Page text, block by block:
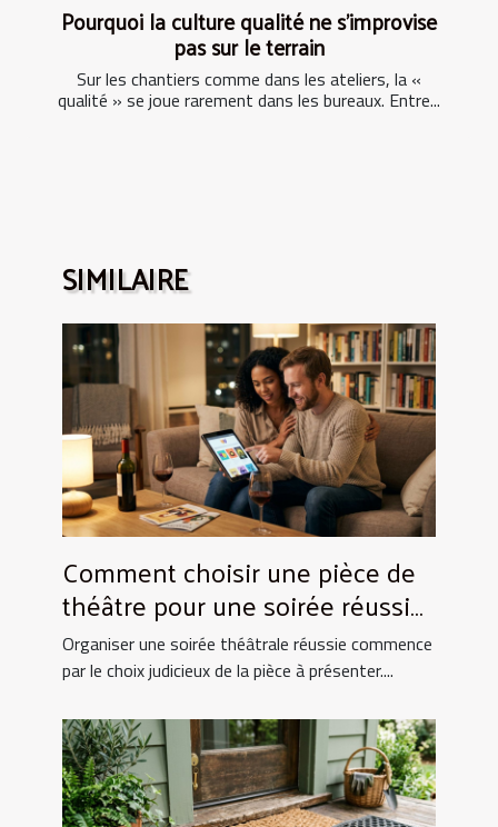
Pourquoi la culture qualité ne s’improvise
pas sur le terrain
Sur les chantiers comme dans les ateliers, la «
qualité » se joue rarement dans les bureaux. Entre...
SIMILAIRE
Comment choisir une pièce de
théâtre pour une soirée réussie
?
Organiser une soirée théâtrale réussie commence
par le choix judicieux de la pièce à présenter....